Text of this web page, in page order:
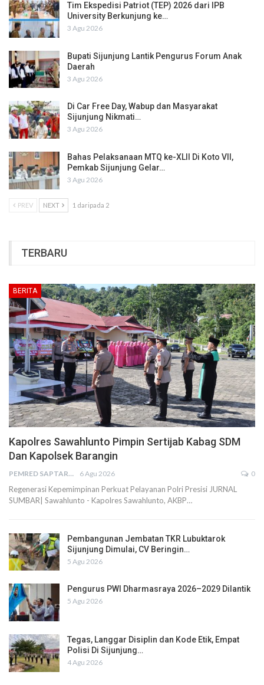
Tim Ekspedisi Patriot (TEP) 2026 dari IPB
University Berkunjung ke…
3 Agu 2026
Bupati Sijunjung Lantik Pengurus Forum Anak
Daerah
3 Agu 2026
Di Car Free Day, Wabup dan Masyarakat
Sijunjung Nikmati…
3 Agu 2026
Bahas Pelaksanaan MTQ ke-XLII Di Koto VII,
Pemkab Sijunjung Gelar…
3 Agu 2026
PREV NEXT 1 daripada 2
TERBARU
BERITA
Kapolres Sawahlunto Pimpin Sertijab Kabag SDM
Dan Kapolsek Barangin
PEMRED SAPTARIUS 6 Agu 2026 0
Regenerasi Kepemimpinan Perkuat Pelayanan Polri Presisi JURNAL
SUMBAR| Sawahlunto - Kapolres Sawahlunto, AKBP…
Pembangunan Jembatan TKR Lubuktarok
Sijunjung Dimulai, CV Beringin…
5 Agu 2026
Pengurus PWI Dharmasraya 2026–2029 Dilantik
5 Agu 2026
Tegas, Langgar Disiplin dan Kode Etik, Empat
Polisi Di Sijunjung…
4 Agu 2026